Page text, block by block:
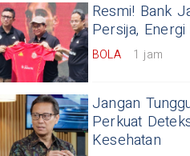
Resmi! Bank
Persija,
BOLA 1 jam
Jangan
Perkuat
Kesehatan